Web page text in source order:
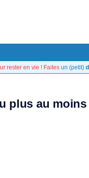
rester en vie ! Faites un (petit)
plus au